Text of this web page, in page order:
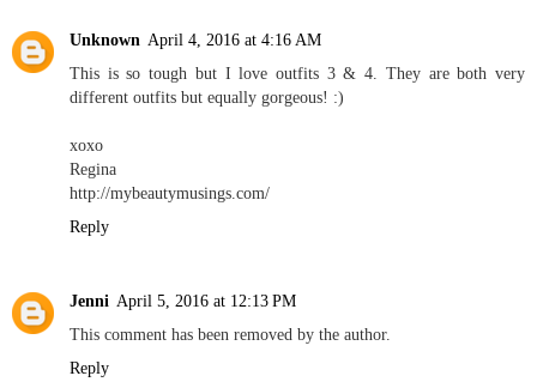
Unknown April 4, 2016 at 4:16 AM
This is so tough but I love outfits 3 & 4. They are both very
different outfits but equally gorgeous! :)
xoxo
Regina
http://mybeautymusings.com/
Reply
Jenni April 5, 2016 at 12:13 PM
This comment has been removed by the author.
Reply